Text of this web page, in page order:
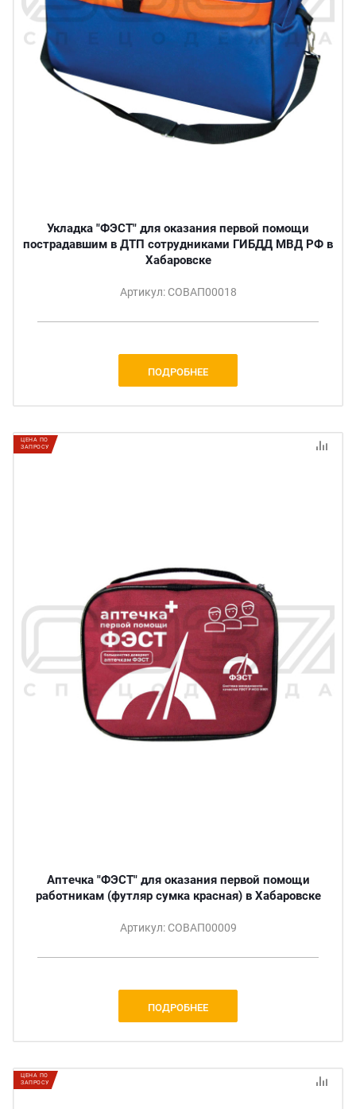
Укладка "ФЭСТ" для оказания первой помощи
пострадавшим в ДТП сотрудниками ГИБДД МВД РФ в
Хабаровске
Артикул: СОВАП00018
ПОДРОБНЕЕ
ЦЕНА ПО
ЗАПРОСУ
Аптечка "ФЭСТ" для оказания первой помощи
работникам (футляр сумка красная) в Хабаровске
Артикул: СОВАП00009
ПОДРОБНЕЕ
ЦЕНА ПО
ЗАПРОСУ